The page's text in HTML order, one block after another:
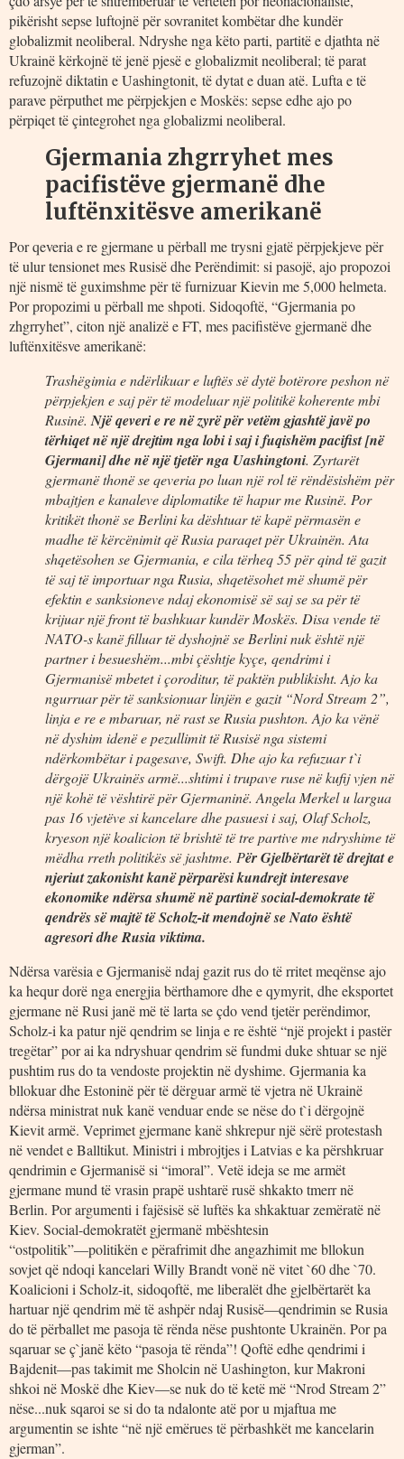
pikërisht sepse luftojnë për sovranitet kombëtar dhe kundër
globalizmit neoliberal. Ndryshe nga këto parti, partitë e djathta në
Ukrainë kërkojnë të jenë pjesë e globalizmit neoliberal; të parat
refuzojnë diktatin e Uashingtonit, të dytat e duan atë. Lufta e të
parave përputhet me përpjekjen e Moskës: sepse edhe ajo po
përpiqet të çintegrohet nga globalizmi neoliberal.
Gjermania zhgrryhet mes
pacifistëve gjermanë dhe
luftënxitësve amerikanë
Por qeveria e re gjermane u përball me trysni gjatë përpjekjeve për
të ulur tensionet mes Rusisë dhe Perëndimit: si pasojë, ajo propozoi
një nismë të guximshme për të furnizuar Kievin me 5,000 helmeta.
Por propozimi u përball me shpoti. Sidoqoftë, “Gjermania po
zhgrryhet”, citon një analizë e FT, mes pacifistëve gjermanë dhe
luftënxitësve amerikanë:
Trashëgimia e ndërlikuar e luftës së dytë botërore peshon në
përpjekjen e saj për të modeluar një politikë koherente mbi
Rusinë.Një qeveri e re në zyrë për vetëm gjashtë javë po
tërhiqet në një drejtim nga lobi i saj i fuqishëm pacifist [në
Gjermani] dhe në një tjetër nga Uashingtoni. Zyrtarët
gjermanë thonë se qeveria po luan një rol të rëndësishëm për
mbajtjen e kanaleve diplomatike të hapur me Rusinë. Por
kritikët thonë se Berlini ka dështuar të kapë përmasën e
madhe të kërcënimit që Rusia paraqet për Ukrainën. Ata
shqetësohen se Gjermania, e cila tërheq 55 për qind të gazit
të saj të importuar nga Rusia, shqetësohet më shumë për
efektin e sanksioneve ndaj ekonomisë së saj se sa për të
krijuar një front të bashkuar kundër Moskës. Disa vende të
NATO-s kanë filluar të dyshojnë se Berlini nuk është një
partner i besueshëm...mbi çështje kyçe, qendrimi i
Gjermanisë mbetet i çoroditur, të paktën publikisht. Ajo ka
ngurruar për të sanksionuar linjën e gazit “Nord Stream 2”,
linja e re e mbaruar, në rast se Rusia pushton. Ajo ka vënë
në dyshim idenë e pezullimit të Rusisë nga sistemi
ndërkombëtar i pagesave, Swift. Dhe ajo ka refuzuar t`i
dërgojë Ukrainës armë...shtimi i trupave ruse në kufij vjen në
një kohë të vështirë për Gjermaninë. Angela Merkel u largua
pas 16 vjetëve si kancelare dhe pasuesi i saj, Olaf Scholz,
kryeson një koalicion të brishtë të tre partive me ndryshime të
mëdha rreth politikës së jashtme. Për Gjelbërtarët të drejtat e
njeriut zakonisht kanë përparësi kundrejt interesave
ekonomike ndërsa shumë në partinë social-demokrate të
qendrës së majtë të Scholz-it mendojnë se Nato është
agresori dhe Rusia viktima.
Ndërsa varësia e Gjermanisë ndaj gazit rus do të rritet meqënse ajo
ka hequr dorë nga energjia bërthamore dhe e qymyrit, dhe eksportet
gjermane në Rusi janë më të larta se çdo vend tjetër perëndimor,
Scholz-i ka patur një qendrim se linja e re është “një projekt i pastër
tregëtar” por ai ka ndryshuar qendrim së fundmi duke shtuar se një
pushtim rus do ta vendoste projektin në dyshime. Gjermania ka
bllokuar dhe Estoninë për të dërguar armë të vjetra në Ukrainë
ndërsa ministrat nuk kanë venduar ende se nëse do t`i dërgojnë
Kievit armë. Veprimet gjermane kanë shkrepur një sërë protestash
në vendet e Balltikut. Ministri i mbrojtjes i Latvias e ka përshkruar
qendrimin e Gjermanisë si “imoral”. Vetë ideja se me armët
gjermane mund të vrasin prapë ushtarë rusë shkakto tmerr në
Berlin. Por argumenti i fajësisë së luftës ka shkaktuar zemëratë në
Kiev. Social-demokratët gjermanë mbështesin
“ostpolitik”―politikën e përafrimit dhe angazhimit me bllokun
sovjet që ndoqi kancelari Willy Brandt vonë në vitet `60 dhe `70.
Koalicioni i Scholz-it, sidoqoftë, me liberalët dhe gjelbërtarët ka
hartuar një qendrim më të ashpër ndaj Rusisë―qendrimin se Rusia
do të përballet me pasoja të rënda nëse pushtonte Ukrainën. Por pa
sqaruar se ç`janë këto “pasoja të rënda”! Qoftë edhe qendrimi i
Bajdenit―pas takimit me Sholcin në Uashington, kur Makroni
shkoi në Moskë dhe Kiev―se nuk do të ketë më “Nrod Stream 2”
nëse...nuk sqaroi se si do ta ndalonte atë por u mjaftua me
argumentin se ishte “në një emërues të përbashkët me kancelarin
gjerman”.